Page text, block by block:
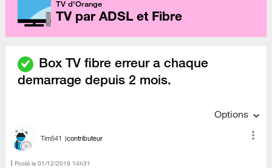
TV d'Orange
TV par ADSL et Fibre
Box TV fibre erreur a chaque
demarrage depuis 2 mois.
Options
Tim541 contributeur
Posté le ‎01/12/2019 14h31